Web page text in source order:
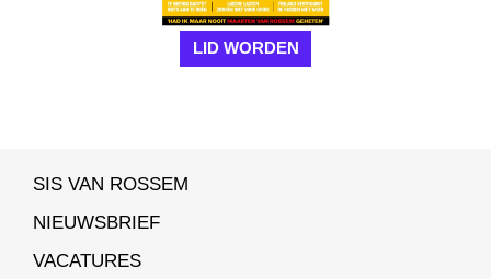
LID WORDEN
SIS VAN ROSSEM
NIEUWSBRIEF
VACATURES